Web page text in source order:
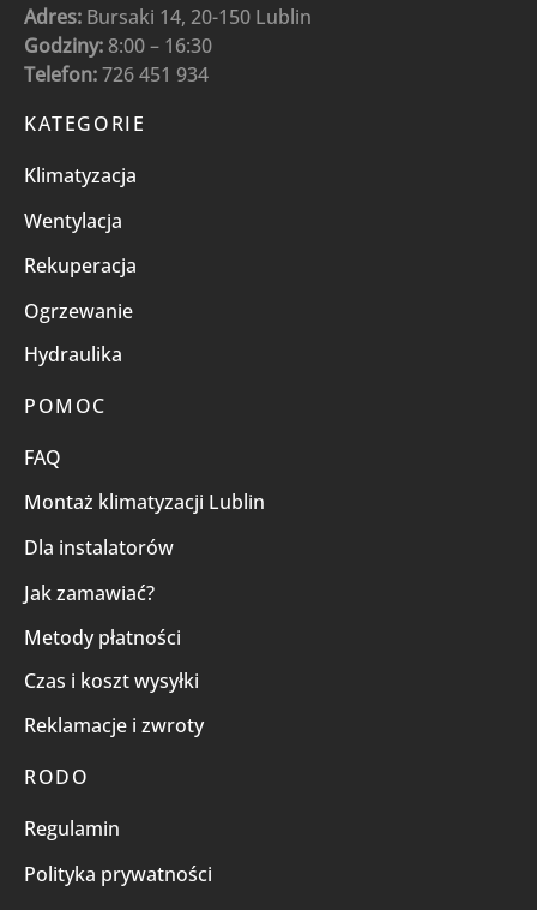
Adres: Bursaki 14, 20-150 Lublin
Godziny: 8:00 – 16:30
Telefon:726 451 934
KATEGORIE
Klimatyzacja
Wentylacja
Rekuperacja
Ogrzewanie
Hydraulika
POMOC
FAQ
Montaż klimatyzacji Lublin
Dla instalatorów
Jak zamawiać?
Metody płatności
Czas i koszt wysyłki
Reklamacje i zwroty
RODO
Regulamin
Polityka prywatności